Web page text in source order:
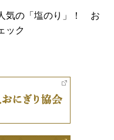
気の「塩のり」！ お
ック